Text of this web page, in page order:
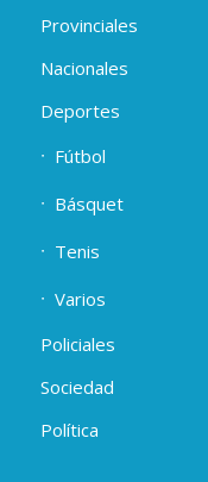
Provinciales
Nacionales
Deportes
Fútbol
Básquet
Tenis
Varios
Policiales
Sociedad
Política